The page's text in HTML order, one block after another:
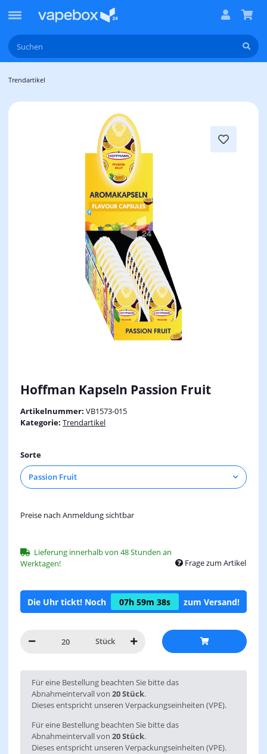
Trendartikel
Hoffman Kapseln Passion Fruit
Artikelnummer: VB1573-015
Kategorie: Trendartikel
Sorte
Passion Fruit
Preise nach Anmeldung sichtbar
Lieferung innerhalb von 48 Stunden an
Werktagen!
Frage zum Artikel
Die Uhr tickt! Noch 07h 59m 38s zum Versand!
Stück
x
Für eine Bestellung beachten Sie bitte das
Abnahmeintervall von 20 Stück.
Dieses entspricht unseren Verpackungseinheiten (VPE).
Für eine Bestellung beachten Sie bitte das
Abnahmeintervall von 20 Stück.
Dieses entspricht unseren Verpackungseinheiten (VPE).